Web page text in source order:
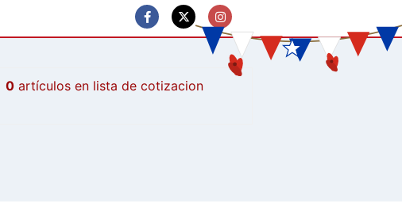
0 artículos